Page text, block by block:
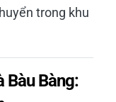
trong khu
Bàng: